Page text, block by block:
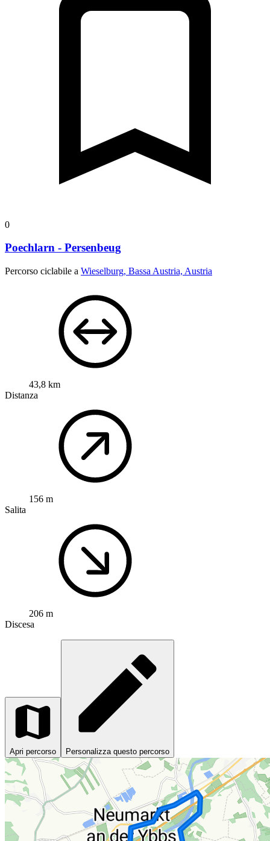
0
Poechlarn - Persenbeug
Percorso ciclabile a Wieselburg, Bassa Austria, Austria
43,8 km
Distanza
156 m
Salita
206 m
Discesa
Apri percorso Personalizza questo percorso